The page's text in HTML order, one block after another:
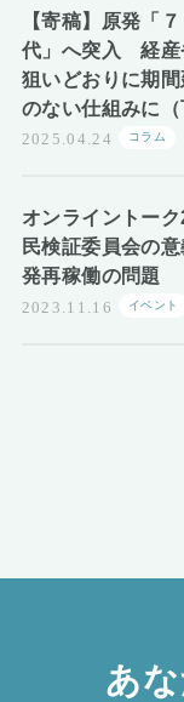
【寄稿】原発「
代」へ突入 経産
狙いどおりに期
のない仕組みに（
2025.04.24 コラム
オンライントー
民検証委員会の
発再稼働の問題
2023.11.16 イベント
あ